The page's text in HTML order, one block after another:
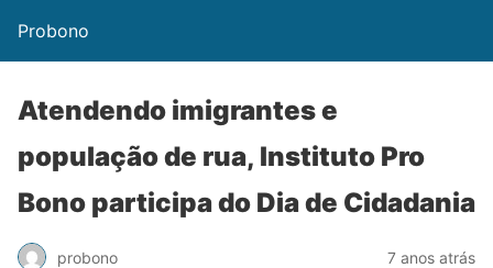
Probono
Atendendo imigrantes e
população de rua, Instituto Pro
Bono participa do Dia de Cidadania
probono 7 anos atrás